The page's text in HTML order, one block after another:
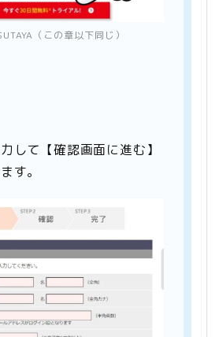
（この章以下同じ）
して【確認画面に進む】
す。